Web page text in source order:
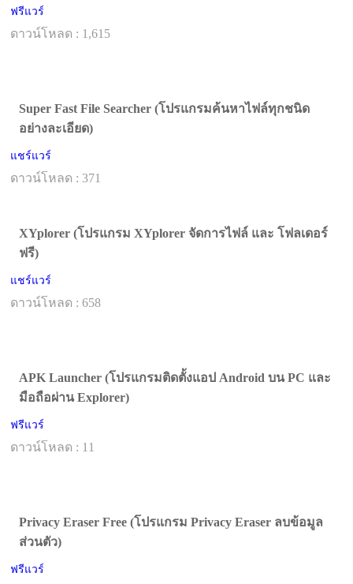
ฟรีแวร์
ดาวน์โหลด : 1,615
Super Fast File Searcher (โปรแกรมค้นหาไฟล์ทุกชนิด
อย่างละเอียด)
แชร์แวร์
ดาวน์โหลด : 371
XYplorer (โปรแกรม XYplorer จัดการไฟล์ และ โฟลเดอร์
ฟรี)
แชร์แวร์
ดาวน์โหลด : 658
APK Launcher (โปรแกรมติดตั้งแอป Android บน PC และ
มือถือผ่าน Explorer)
ฟรีแวร์
ดาวน์โหลด : 11
Privacy Eraser Free (โปรแกรม Privacy Eraser ลบข้อมูล
ส่วนตัว)
ฟรีแวร์